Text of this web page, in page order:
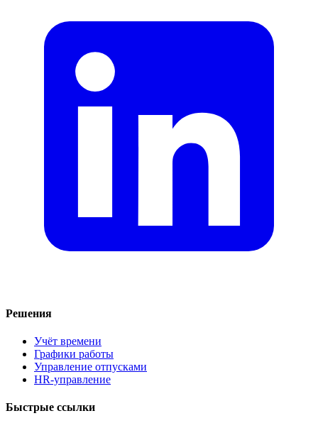
Решения
Учёт времени
Графики работы
Управление отпусками
HR-управление
Быстрые ссылки